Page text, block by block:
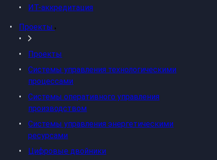
ИТ-аккредитация
Проекты
Проекты
Системы управления технологическими
процессами
Системы оперативного управления
производством
Системы управления энергетическими
ресурсами
Цифровые двойники